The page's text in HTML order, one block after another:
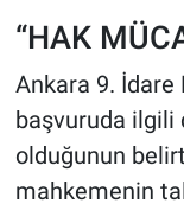
“HAK
Ankara 9. İdare
başvuruda ilgili
olduğunun
mahkemenin